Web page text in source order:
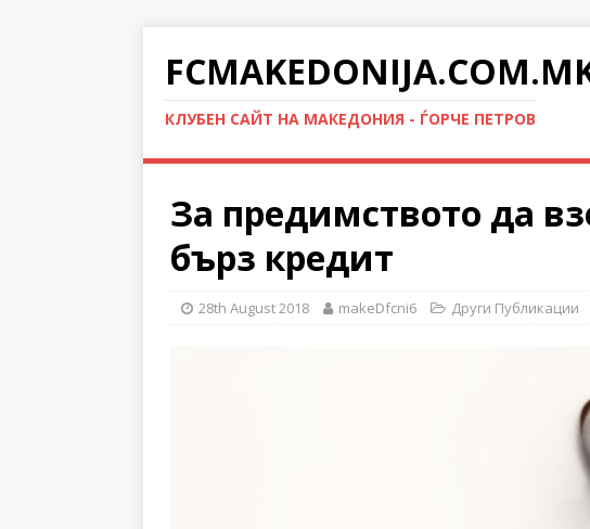
КЛУБЕН САЙТ НА МАКЕДОНИЯ - ЃОРЧЕ ПЕТРОВ
За предимството да
бърз кредит
28th August 2018 makeDfcni6 Други Публикации